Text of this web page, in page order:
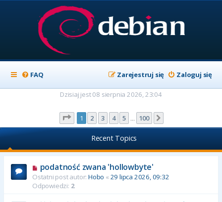
FAQ Zaloguj się
Zarejestruj się
Dzisiaj jest 08 sierpnia 2026, 23:04
Strona z100
1 2 3 4 5 100
Recent Topics
podatność zwana 'hollowbyte'
Ostatni post autor: Hobo « 29 lipca 2026, 09:32
Odpowiedzi: 2